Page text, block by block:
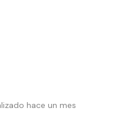
hace un mes